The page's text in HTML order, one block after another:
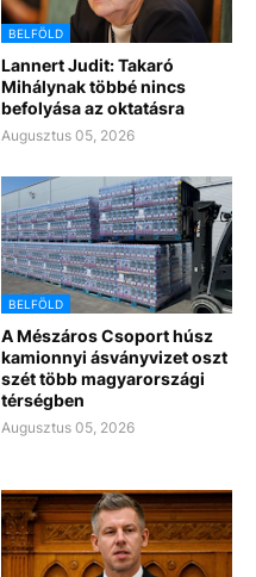
BELFÖLD
Lannert Judit: Takaró
Mihálynak többé nincs
befolyása az oktatásra
Augusztus 05, 2026
BELFÖLD
A Mészáros Csoport húsz
kamionnyi ásványvizet oszt
szét több magyarországi
térségben
Augusztus 05, 2026